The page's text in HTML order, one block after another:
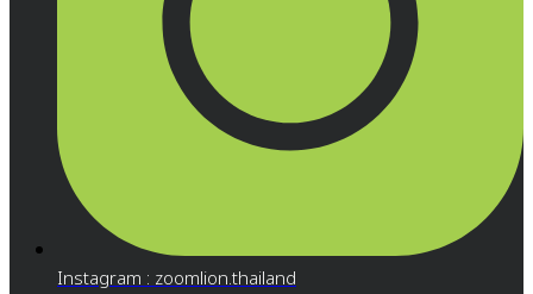
Instagram : zoomlion.thailand